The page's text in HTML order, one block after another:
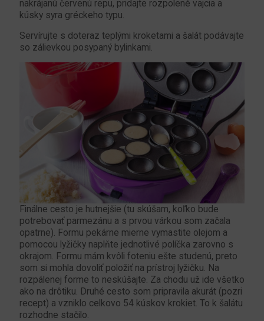
nakrájanú červenú repu, pridajte rozpolené vajcia a
kúsky syra gréckeho typu.
Servírujte s doteraz teplými kroketami a šalát podávajte
so zálievkou posypaný bylinkami.
Finálne cesto je hutnejšie (tu skúšam, koľko bude
potrebovať parmezánu a s prvou várkou som začala
opatrne). Formu pekárne mierne vymastite olejom a
pomocou lyžičky naplňte jednotlivé políčka zarovno s
okrajom. Formu mám kvôli foteniu ešte studenú, preto
som si mohla dovoliť položiť na prístroj lyžičku. Na
rozpálenej forme to neskúšajte. Za chodu už ide všetko
ako na drôtiku. Druhé cesto som pripravila akurát (pozri
recept) a vzniklo celkovo 54 kúskov krokiet. To k šalátu
rozhodne stačilo.